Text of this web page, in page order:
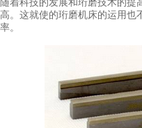
高。这就使的珩磨机床的运用也
率。